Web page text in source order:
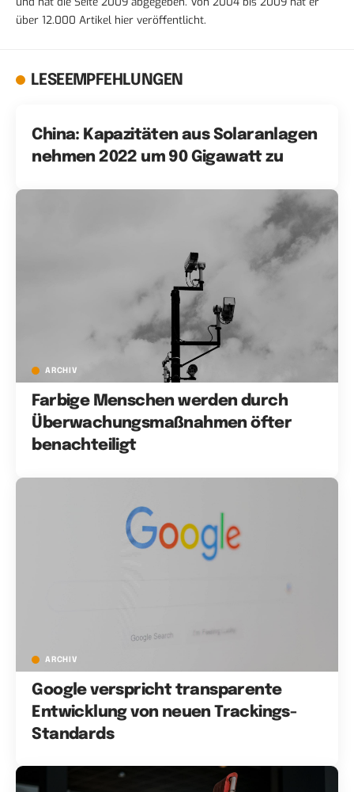
über 12.000 Artikel hier veröffentlicht.
LESEEMPFEHLUNGEN
China: Kapazitäten aus Solaranlagen
nehmen 2022 um 90 Gigawatt zu
ARCHIV
Farbige Menschen werden durch
Überwachungsmaßnahmen öfter
benachteiligt
ARCHIV
Google verspricht transparente
Entwicklung von neuen Trackings-
Standards